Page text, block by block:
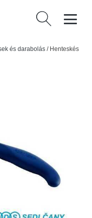
Keresés:
és darabolás / Henteskés